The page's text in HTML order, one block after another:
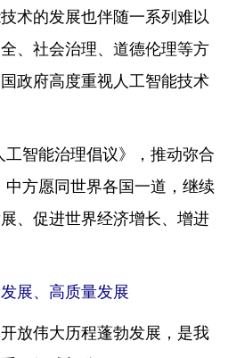
术的发展也伴随一系列难以
、社会治理、道德伦理等方
政府高度重视人工智能技术
智能治理倡议》，推动弥合
中方愿同世界各国一道，继续
、促进世界经济增长、增进
展、高质量发展
伟大历程蓬勃发展，是我